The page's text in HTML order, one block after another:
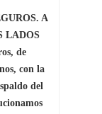
A
LADOS
de
con la
del